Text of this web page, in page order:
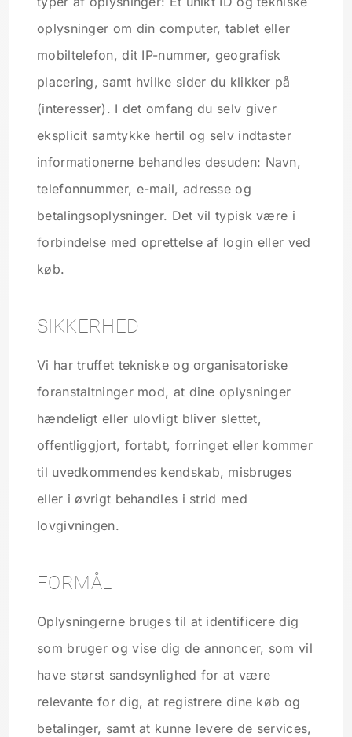
oplysninger om din computer, tablet eller
mobiltelefon, dit IP-nummer, geografisk
placering, samt hvilke sider du klikker på
(interesser). I det omfang du selv giver
eksplicit samtykke hertil og selv indtaster
informationerne behandles desuden: Navn,
telefonnummer, e-mail, adresse og
betalingsoplysninger. Det vil typisk være i
forbindelse med oprettelse af login eller ved
køb.
SIKKERHED
Vi har truffet tekniske og organisatoriske
foranstaltninger mod, at dine oplysninger
hændeligt eller ulovligt bliver slettet,
offentliggjort, fortabt, forringet eller kommer
til uvedkommendes kendskab, misbruges
eller i øvrigt behandles i strid med
lovgivningen.
FORMÅL
Oplysningerne bruges til at identificere dig
som bruger og vise dig de annoncer, som vil
have størst sandsynlighed for at være
relevante for dig, at registrere dine køb og
betalinger, samt at kunne levere de services,